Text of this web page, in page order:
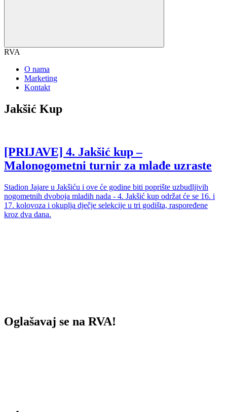
RVA
O nama
Marketing
Kontakt
Jakšić Kup
[PRIJAVE] 4. Jakšić kup –
Malonogometni turnir za mlađe uzraste
Stadion Jajare u Jakšiću i ove će godine biti poprište uzbudljivih
nogometnih dvoboja mladih nada - 4. Jakšić kup održat će se 16. i
17. kolovoza i okuplja dječje selekcije u tri godišta, raspoređene
kroz dva dana.
Oglašavaj se na RVA!